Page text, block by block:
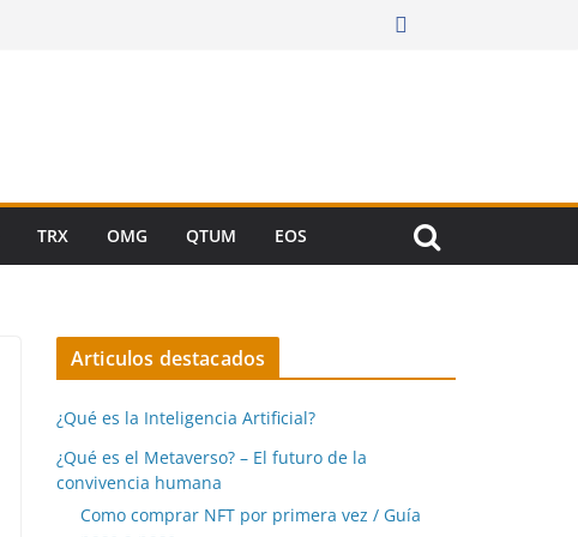
TRX OMG QTUM EOS
Articulos destacados
¿Qué es la Inteligencia Artificial?
¿Qué es el Metaverso? – El futuro de la
convivencia humana
Como comprar NFT por primera vez / Guía